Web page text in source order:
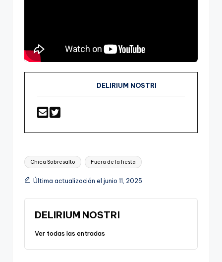
DELIRIUM NOSTRI
Etiquetas:
Chica Sobresalto Fuera de la fiesta
Última actualización el junio 11, 2025
DELIRIUM NOSTRI
Ver todas las entradas